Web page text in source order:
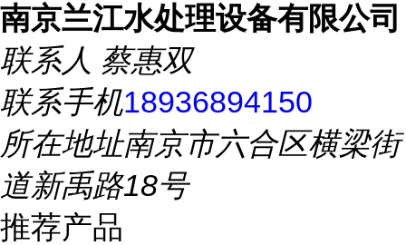
南京兰江水处理设备有限公司
联系人 蔡惠双
联系手机18936894150
所在地址南京市六合区横梁街
道新禹路18号
推荐产品